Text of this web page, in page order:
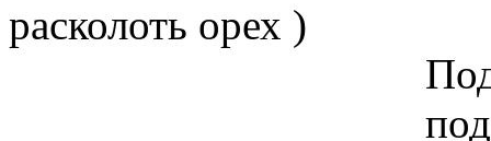
расколоть орех )
Подложу под
под